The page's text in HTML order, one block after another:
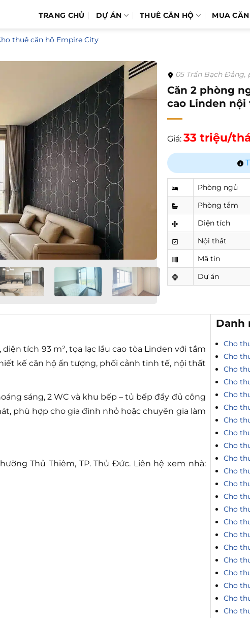
TRANG CHỦ DỰ ÁN THUÊ CĂN HỘ MUA
thuê căn hộ Empire City
05 Trần Bạch Đằng,
Căn 2 phòng
cao Linden nội
Giá: 33 triệu/
Phòng ngủ
Phòng tắm
Diện tích
Nội thất
Mã tin
Dự án
tích 93 m², tọa lạc lầu cao tòa Linden với tầm
kế căn hộ ấn tượng, phối cảnh tinh tế, nội thất
sáng, 2 WC và khu bếp – tủ bếp đầy đủ công
phù hợp cho gia đình nhỏ hoặc chuyên gia làm
Thủ Thiêm, TP. Thủ Đức. Liên hệ xem nhà:
Danh
Cho
Cho
Cho
Cho
Cho
Cho
Cho
Cho
Cho
Cho
Cho
Cho
Cho
Cho
Cho
Cho
Cho
Cho
Cho
Cho
Cho
Cho